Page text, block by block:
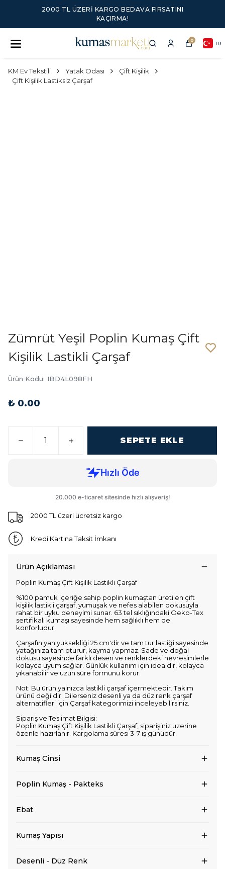
2000 TL ÜZERI KARGO BEDAVA FIRSATINI
KAÇIRMA!
0 TR
KM Ev Tekstili Yatak Odası
Çift Kişilik
Çift Kişilik Lastiksiz Çarşaf
Zümrüt Yeşil Poplin Kumaş Çift
Kişilik Lastikli Çarşaf
Ürün Kodu: IBD4L098FH
₺ 0.00
SEPETE EKLE
2000 TL üzeri ücretsiz kargo
Kredi Kartına Taksit İmkanı
Ürün Açıklaması
Poplin Kumaş Çift Kişilik Lastikli Çarşaf
%100 pamuk içeriğe sahip poplin kumaştan üretilen çift
kişilik lastikli çarşaf, yumuşak ve nefes alabilen dokusuyla
rahat bir uyku deneyimi sunar. 63 tel sıklığındaki Oeko-Tex
sertifikalı kumaşı sayesinde hem sağlıklı hem de
konforludur.
Çarşafın yan yüksekliği 25 cm'dir ve tam tur lastiği sayesinde
yatağınıza tam oturur, kayma yapmaz. Sade ve doğal
dokusu sayesinde farklı desen ve renklerdeki nevresimlerle
kolayca uyum sağlar. Günlük kullanım için idealdir, kolayca
yıkanabilir ve uzun süre formunu korur.
Not: Bu ürün yalnızca lastikli çarşaf içermektedir. Takım
ürünü değildir. Dilerseniz desenli ya da düz renk çarşaf
alternatifleri için Çarşaf kategorimizi inceleyebilirsiniz.
Sipariş ve Teslimat Bilgisi:
Poplin Kumaş Çift Kişilik Lastikli Çarşaf, siparişiniz üzerine
özenle hazırlanır. Kargolama süresi 3-7 iş günüdür.
Kumaş Cinsi
Poplin Kumaş - Pakteks
Ebat
Kumaş Yapısı
Desenli - Düz Renk